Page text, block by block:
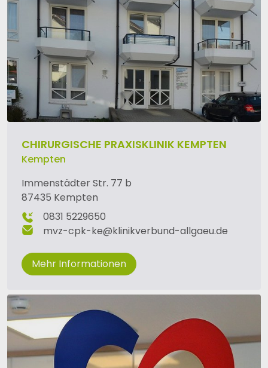
CHIRURGISCHE PRAXISKLINIK KEMPTEN
Kempten
Immenstädter Str. 77 b
87435 Kempten
0831 5229650
mvz-cpk-ke@klinikverbund-allgaeu.de
Mehr Informationen